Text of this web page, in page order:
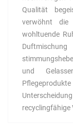
Qualität
verwöhnt
wohltuende
und
recyclingfähige